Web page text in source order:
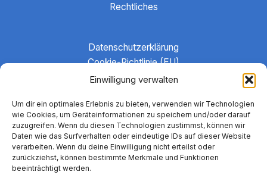
Einwilligung verwalten
Um dir ein optimales Erlebnis zu bieten, verwenden wir Technologien
wie Cookies, um Geräteinformationen zu speichern und/oder darauf
zuzugreifen. Wenn du diesen Technologien zustimmst, können wir
Daten wie das Surfverhalten oder eindeutige IDs auf dieser Website
verarbeiten. Wenn du deine Einwilligung nicht erteilst oder
zurückziehst, können bestimmte Merkmale und Funktionen
beeinträchtigt werden.
Rechtliches
Datenschutzerklärung
Cookie-Richtlinie (EU)
Haftungsausschluss
Impressum
Kontakt